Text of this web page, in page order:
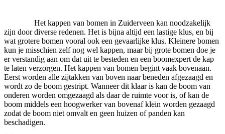
Het kappen van bomen in Zuiderveen kan noodzakelijk
zijn door diverse redenen. Het is bijna altijd een lastige klus, en bij
wat grotere bomen vooral ook een gevaarlijke klus. Kleinere bomen
kun je misschien zelf nog wel kappen, maar bij grote bomen doe je
er verstandig aan om dat uit te besteden en een boomexpert de kap
te laten verzorgen. Het kappen van bomen begint vaak bovenaan.
Eerst worden alle zijtakken van boven naar beneden afgezaagd en
wordt zo de boom gestript. Wanneer dit klaar is kan de boom van
onderen worden omgezaagd als daar de ruimte voor is, of kan de
boom middels een hoogwerker van bovenaf klein worden gezaagd
zodat de boom niet omvalt en geen huizen of panden kan
beschadigen.